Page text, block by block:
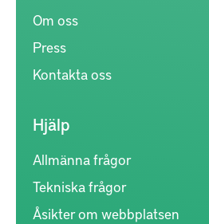
Om oss
Press
Kontakta oss
Hjälp
Allmänna frågor
Tekniska frågor
Åsikter om webbplatsen